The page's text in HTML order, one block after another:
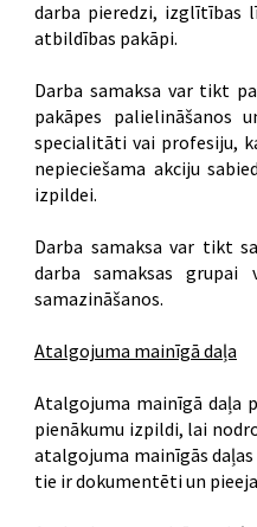
darba pieredzi, izglītības
atbildības pakāpi.
Darba samaksa var tikt
pakāpes palielināšanos
specialitāti vai profesiju,
nepieciešama akciju
izpildei.
Darba samaksa var tikt
darba samaksas grupai
samazināšanos.
Atalgojuma mainīgā daļa
Atalgojuma mainīgā daļa
pienākumu izpildi, lai
atalgojuma mainīgās
tie ir dokumentēti un